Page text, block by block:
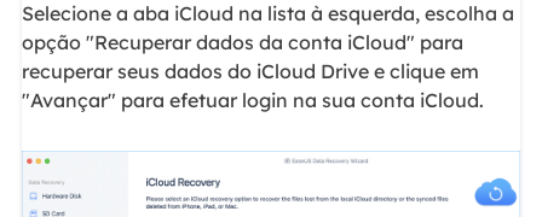
Selecione a aba iCloud na lista à esquerda, escolha a
opção "Recuperar dados da conta iCloud" para
recuperar seus dados do iCloud Drive e clique em
"Avançar" para efetuar login na sua conta iCloud.